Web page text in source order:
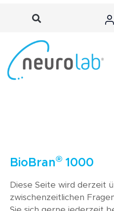
BioBran® 1000
Diese Seite wird derzeit
zwischenzeitlichen